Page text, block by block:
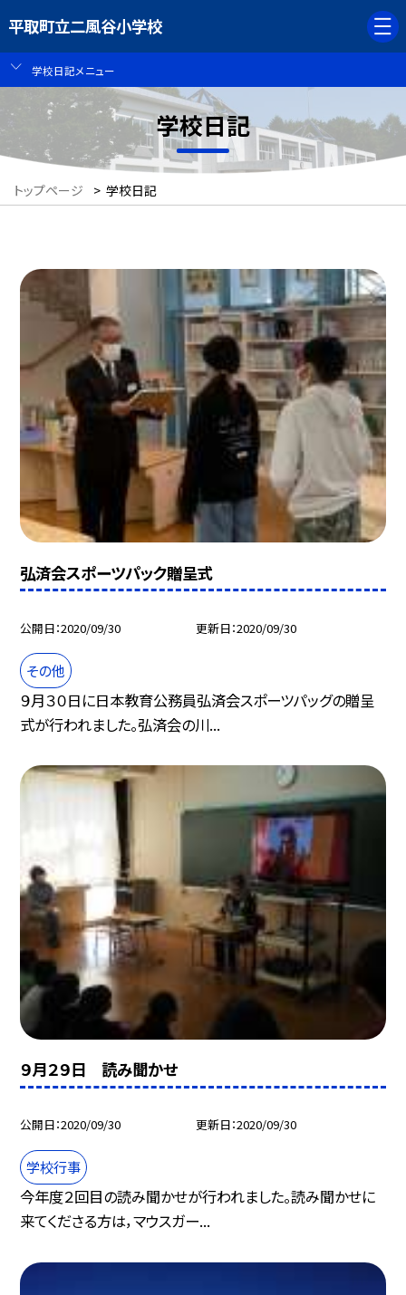
平取町立二風谷小学校
学校日記メニュー
学校日記
トップページ > 学校日記
弘済会スポーツパック贈呈式
公開日 2020/09/30 更新日 2020/09/30
その他
９月３０日に日本教育公務員弘済会スポーツパッグの贈呈
式が行われました。弘済会の川...
９月２９日 読み聞かせ
公開日 2020/09/30 更新日 2020/09/30
学校行事
今年度２回目の読み聞かせが行われました。読み聞かせに
来てくださる方は，マウスガー...